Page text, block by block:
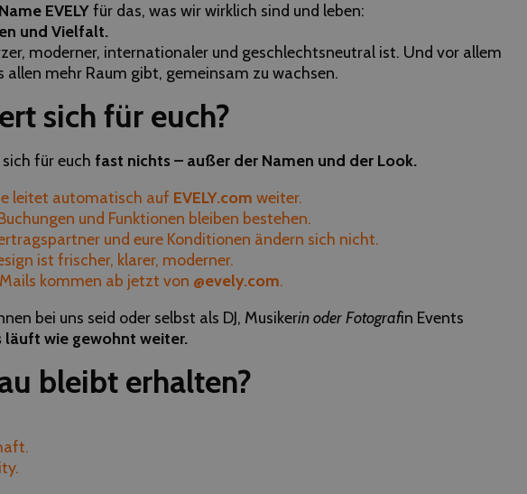
EVELYfür das, was wir wirklich sind und leben:
und Vielfalt.
moderner, internationaler und geschlechtsneutral ist. Und vor allem
allen mehr Raum gibt, gemeinsam zu wachsen.
sich für euch?
für euch fast nichts – außer der Namen und der Look.
leitet automatisch auf EVELY.com weiter.
und Funktionen bleiben bestehen.
und eure Konditionen ändern sich nicht.
ist frischer, klarer, moderner.
kommen ab jetzt von @evely.com.
bei uns seid oder selbst als DJ, Musikerin oder Fotografin Events
läuft wie gewohnt weiter.
bleibt erhalten?